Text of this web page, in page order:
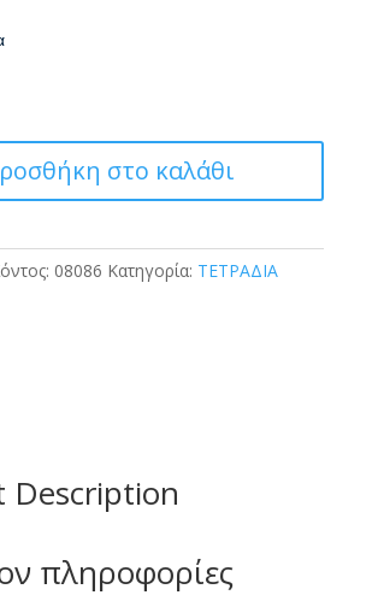
στο καλάθι
08086 Κατηγορία: ΤΕΤΡΑΔΙΑ
Description
πληροφορίες